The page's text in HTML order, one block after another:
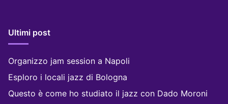
Ultimi post
Organizzo jam session a Napoli
Esploro i locali jazz di Bologna
Questo è come ho studiato il jazz con Dado Moroni